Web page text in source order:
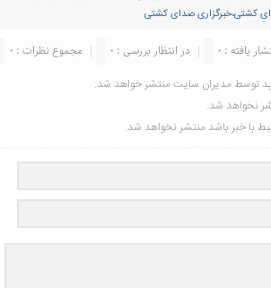
کشتی،خبرگزاری صدای کشتی
مجموع نظرات : 0 در انتظار بررسی : 0 یافته : ۰
توسط مدیران سایت منتشر خواهد شد.
نخواهد شد.
با خبر باشد منتشر نخواهد شد.